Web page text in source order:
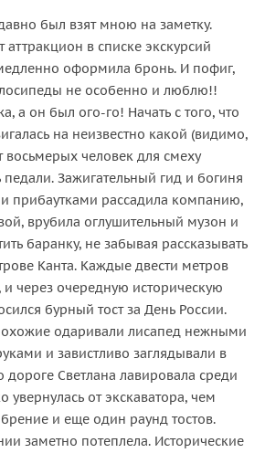
был взят мною на заметку.
аттракцион в списке экскурсий
оформила бронь. И пофиг,
не особенно и люблю!!
а он был ого-го! Начать с того, что
на неизвестно какой (видимо,
восьмерых человек для смеху
педали. Зажигательный гид и богиня
прибаутками рассадила компанию,
врубила оглушительный музон и
баранку, не забывая рассказывать
Канта. Каждые двести метров
и через очередную историческую
бурный тост за День России.
одаривали лисапед нежными
и завистливо заглядывали в
дороге Светлана лавировала среди
увернулась от экскаватора, чем
и еще один раунд тостов.
заметно потеплела. Исторические